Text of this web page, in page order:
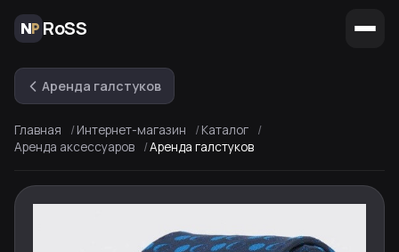
RoSS
Аренда галстуков
Главная Интернет-магазин
Каталог
Аренда аксессуаров
Аренда галстуков